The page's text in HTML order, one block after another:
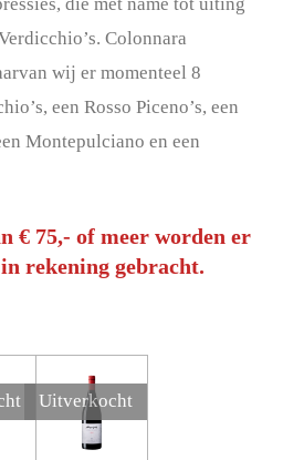
die met name tot uiting
Colonnara
wij er momenteel 8
een Rosso Piceno’s, een
Montepulciano en een
€ 75,- of meer worden er
rekening gebracht.
Uitverkocht